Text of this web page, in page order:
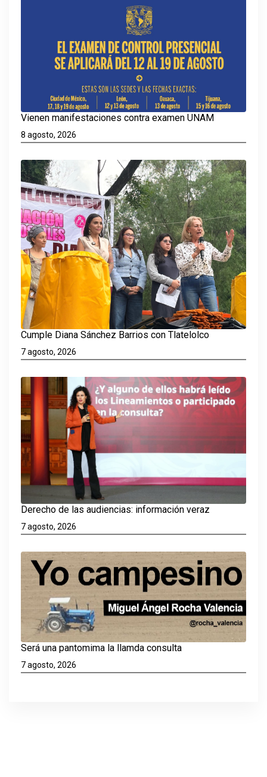
Vienen manifestaciones contra examen UNAM
8 agosto, 2026
Cumple Diana Sánchez Barrios con Tlatelolco
7 agosto, 2026
Derecho de las audiencias: información veraz
7 agosto, 2026
Será una pantomima la llamda consulta
7 agosto, 2026